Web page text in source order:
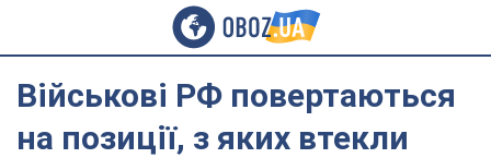
Військові РФ повертаються
на позиції, з яких втекли